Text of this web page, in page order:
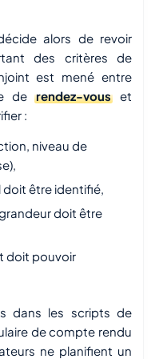
alors de revoir
des critères de
est mené entre
derendez-vouset
:
niveau de
être identifié,
doit être
doit pouvoir
dans les scripts de
de compte rendu
ne planifient un